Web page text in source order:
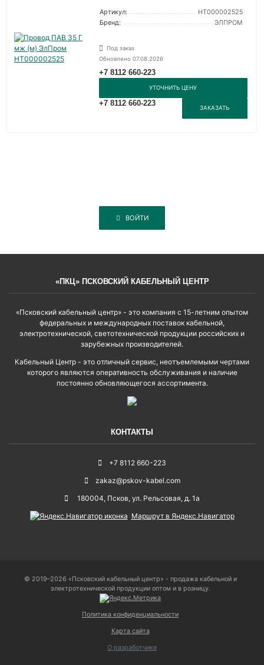
Артикул:
НТ000002525
Бренд:
ЭЛПРОМ
Под заказ
Обновлено 07.08.2026
+7 8112 660-223
УТОЧНИТЬ ЦЕНУ
+7 8112 660-223
ЗАКАЗАТЬ
ВОЙТИ
«ПКЦ» ПСКОВСКИЙ КАБЕЛЬНЫЙ ЦЕНТР
«Псковский кабельный центр» - это компания с 15-летним опытом
федеральных и международных поставок кабельной,
электротехнической, светотехнической продукции российских и
зарубежных производителей.
Кабельный Центр - это отличный сервис, неотъемлемыми чертами
которого являются оперативность обслуживания и наличие
постоянно обновляющегося ассортимента.
КОНТАКТЫ
+7 8112 660-223
zakaz@pskov-kabel.com
180004, Псков, ул. Рельсовая, д. 1а
Маршрут в Яндекс.Навигатор
© 2019–2026 «Псковский кабельный центр» - продажа кабельной и
электротехнической продукции оптом и в розницу.
Политика конфиденциальности
Карта сайта
О разработчике